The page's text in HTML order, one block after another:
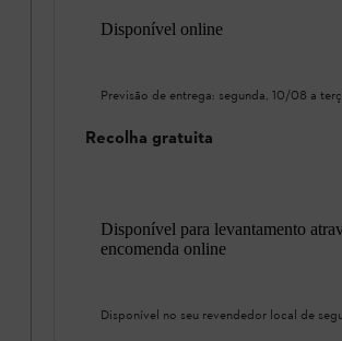
Disponível online
Previsão de entrega: segunda, 10/08 a
Recolha gratuita
Disponível para levantamento
encomenda online
Disponível no seu revendedor local de